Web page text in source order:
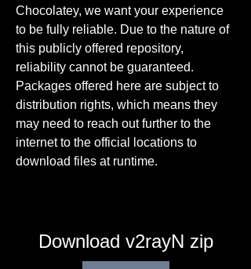
Chocolatey, we want your experience
to be fully reliable. Due to the nature of
this publicly offered repository,
reliability cannot be guaranteed.
Packages offered here are subject to
distribution rights, which means they
may need to reach out further to the
internet to the official locations to
download files at runtime.
Download v2rayN zip